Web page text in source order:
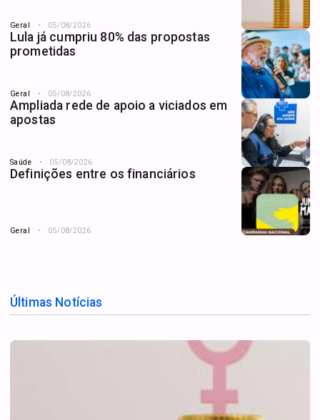
Geral 05/08/2026
Lula já cumpriu 80% das propostas
prometidas
Geral 05/08/2026
Ampliada rede de apoio a viciados em
apostas
Saúde 05/08/2026
Definições entre os financiários
Geral 05/08/2026
Últimas Notícias